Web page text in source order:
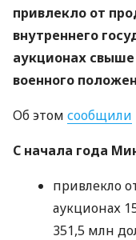
привлекло от
внутреннего
аукционах свыше
военного
Об этом сообщили
С начала года
привлекло
аукционах
351,5 млн